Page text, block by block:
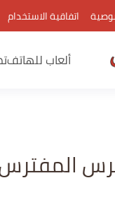
اتفاقية الاستخدام
ألعاب للهاتف